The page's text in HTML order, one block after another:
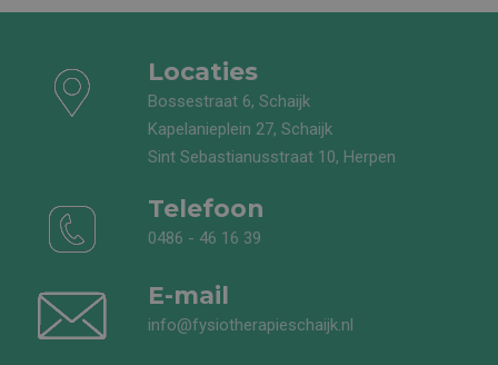
Locaties
Bossestraat 6, Schaijk
Kapelanieplein 27, Schaijk
Sint Sebastianusstraat 10, Herpen
Telefoon
0486 - 46 16 39
E-mail
info@fysiotherapieschaijk.nl